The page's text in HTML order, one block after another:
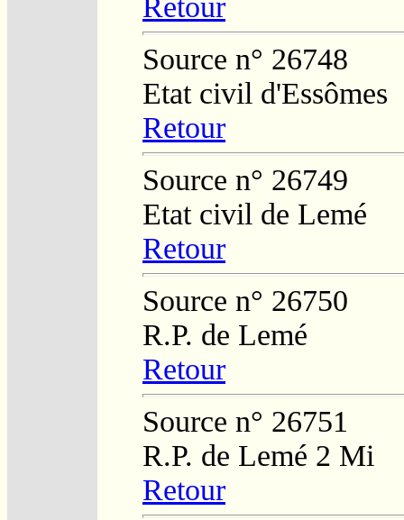
Retour
Source n° 26748
Etat civil d'Essômes
Retour
Source n° 26749
Etat civil de Lemé
Retour
Source n° 26750
R.P. de Lemé
Retour
Source n° 26751
R.P. de Lemé 2 Mi
Retour